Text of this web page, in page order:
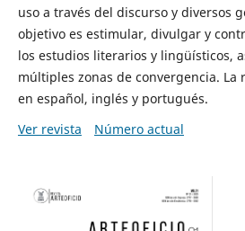
uso a través del discurso y diversos
objetivo es estimular, divulgar y
los estudios literarios y lingüísticos,
múltiples zonas de convergencia. La
en español, inglés y portugués.
Ver revista
Número actual